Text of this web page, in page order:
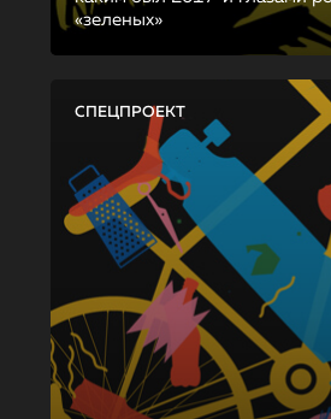
«зеленых»
СПЕЦПРОЕКТ